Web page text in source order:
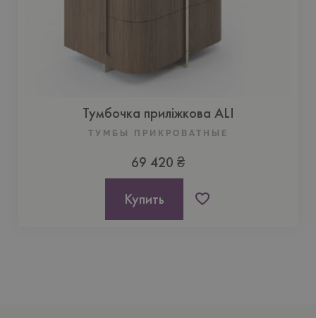
Тумбочка приліжкова ALI
ТУМБЫ ПРИКРОВАТНЫЕ
69 420 ₴
Купить